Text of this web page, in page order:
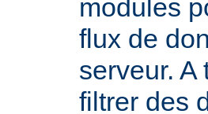
modules
flux de
serveur.
filtrer des